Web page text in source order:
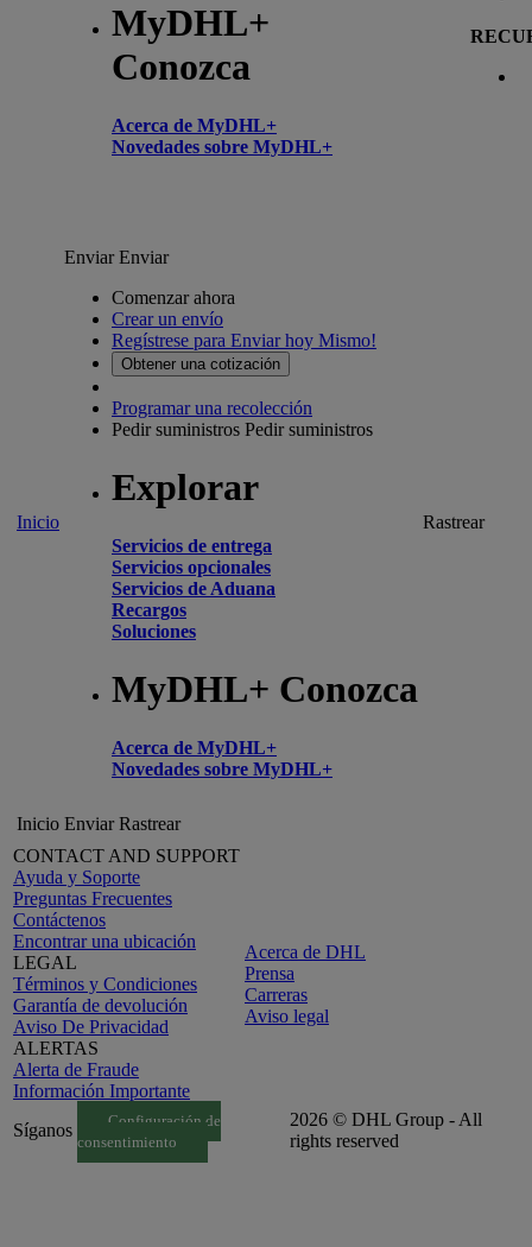
MyDHL+
Conozca
Acerca de MyDHL+
Novedades sobre MyDHL+
Inicio
EnviarEnviar
Comenzar ahora
Crear un envío
Regístrese para Enviar hoy Mismo!
Obtener una cotización
Programar una recolección
Pedir suministros Pedir suministros
Explorar
Servicios de entrega
Servicios opcionales
Servicios de Aduana
Recargos
Soluciones
MyDHL+ Conozca
Acerca de MyDHL+
Novedades sobre MyDHL+
Rastrear
Inicio Enviar Rastrear
CONTACT AND SUPPORT
Ayuda y Soporte
Preguntas Frecuentes
Contáctenos
Encontrar una ubicación
LEGAL
Términos y Condiciones
Garantía de devolución
Aviso De Privacidad
ALERTAS
Alerta de Fraude
Información Importante
Acerca de DHL
Prensa
Carreras
Aviso legal
Síganos
Configuración de
consentimiento
2026 © DHL Group - All
rights reserved